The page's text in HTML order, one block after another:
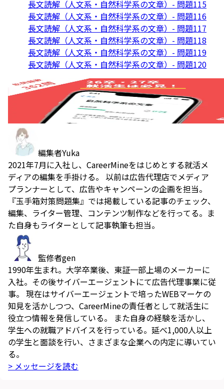
長文読解（人文系・自然科学系の文章）- 問題115
長文読解（人文系・自然科学系の文章）- 問題116
長文読解（人文系・自然科学系の文章）- 問題117
長文読解（人文系・自然科学系の文章）- 問題118
長文読解（人文系・自然科学系の文章）- 問題119
長文読解（人文系・自然科学系の文章）- 問題120
編集者Yuka
2021年7月に入社し、CareerMineをはじめとする就活メ
ディアの編集を手掛ける。 以前は広告代理店でメディア
プランナーとして、広告やキャンペーンの企画を担当。
『玉手箱対策問題集』では掲載している記事のチェック、
編集、ライター管理、コンテンツ制作などを行ってる。ま
た自身もライターとして記事執筆も担当。
監修者gen
1990年生まれ。大学卒業後、東証一部上場のメーカーに
入社。その後サイバーエージェントにて広告代理事業に従
事。 現在はサイバーエージェントで培ったWEBマーケの
知見を活かしつつ、CareerMineの責任者として就活生に
役立つ情報を発信している。 また自身の経験を活かし、
学生への就職アドバイスを行っている。延べ1,000人以上
の学生と面談を行い、さまざまな企業への内定に導いてい
る。
> メッセージを読む